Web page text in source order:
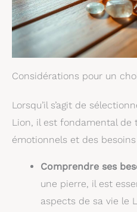
Considérations pour un
Lorsqu’il s’agit de
Lion, il est fondamental
émotionnels et des
Comprendre ses
une pierre, il est
aspects de sa vie le